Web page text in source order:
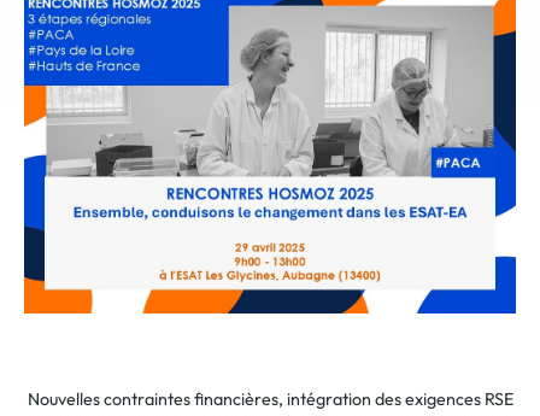
Nouvelles contraintes financières, intégration des exigences RSE